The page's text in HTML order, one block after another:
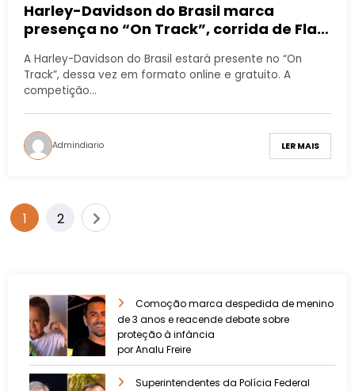
Harley-Davidson do Brasil marca
presença no “On Track”, corrida de Flat
gratuita
A Harley-Davidson do Brasil estará presente no “On
Track”, dessa vez em formato online e gratuito. A
competição…
Admindiario LER MAIS
1 2
Comoção marca despedida de menino
de 3 anos e reacende debate sobre
proteção à infância
por Analu Freire
Superintendentes da Polícia Federal